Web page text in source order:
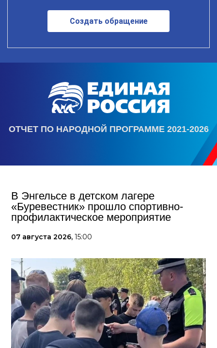
Создать обращение
ОТЧЕТ ПО НАРОДНОЙ ПРОГРАММЕ 2021-2026
В Энгельсе в детском лагере
«Буревестник» прошло спортивно-
профилактическое мероприятие
07 августа 2026, 15:00